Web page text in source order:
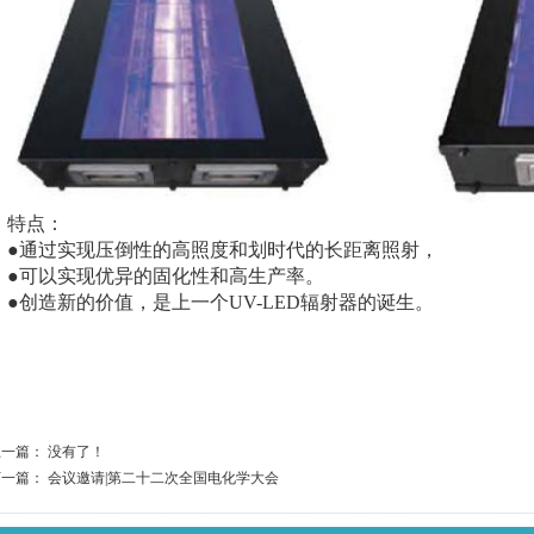
特点：
●通过实现压倒性的高照度和划时代的长距离照射，
●可以实现优异的固化性和高生产率。
●创造新的价值，是上一个UV-LED辐射器的诞生。
篇： 没有了！
篇： 会议邀请|第二十二次全国电化学大会